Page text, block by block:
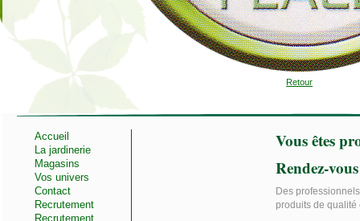
Retour
Accueil
La jardinerie
Magasins
Vos univers
Contact
Recrutement
Recrutement
Vous êtes
Rendez-
Des
produits de qualité